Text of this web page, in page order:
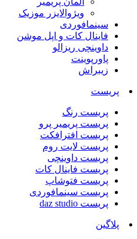
ویژوالایزر موزیک
سینمافوردی
فاینال کات و اپل موشن
داوینچی ریزالو
پاورپوینت
زیبراش
پریست
پریست رنگ
پریست پریمیر پرو
پریست افترافکت
پریست لایت روم
پریست داوینچی
پریست فاینال کات
پریست فتوشاپ
پریست سینمافوردی
پریست daz studio
پلاگین